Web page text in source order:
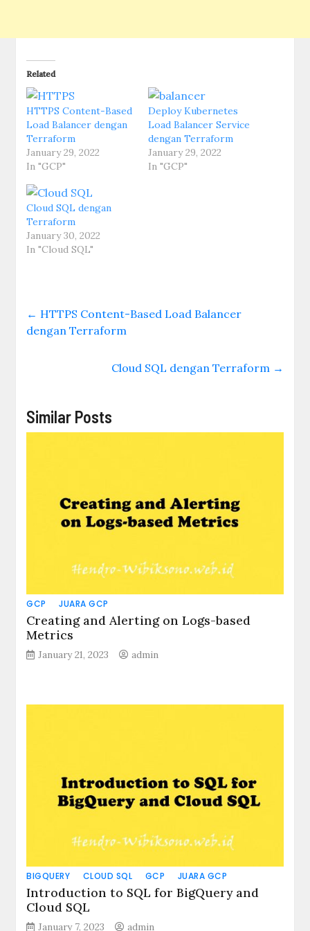
Related
HTTPS Content-Based
Load Balancer dengan
Terraform
January 29, 2022
In "GCP"
Deploy Kubernetes
Load Balancer Service
dengan Terraform
January 29, 2022
In "GCP"
Cloud SQL dengan
Terraform
January 30, 2022
In "Cloud SQL"
← HTTPS Content-Based Load Balancer
dengan Terraform
Cloud SQL dengan Terraform →
Similar Posts
GCP JUARA GCP
Creating and Alerting on Logs-based
Metrics
January 21, 2023 admin
BIGQUERY CLOUD SQL GCP JUARA GCP
Introduction to SQL for BigQuery and
Cloud SQL
January 7, 2023 admin